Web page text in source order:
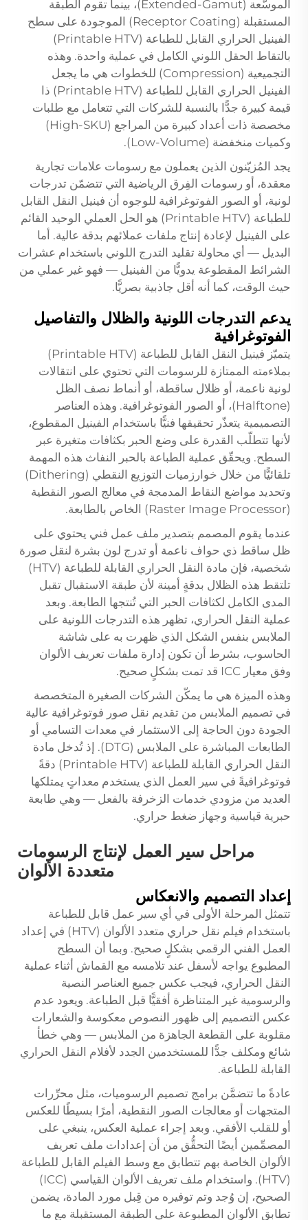
الموسَّعة (Extended-Gamut)، بينما تقوم الطبقة
المستقبلة (Receptor Coating) الموجودة على سطح
الفينيل الحراري القابل للطباعة (Printable HTV)
بالتقاط الحقل اللوني الكامل في عملية واحدة. وهذه
التجميعية (Compression) للخطوات هي ما يجعل
الفينيل الحراري القابل للطباعة (Printable HTV) ذا
قيمة كبيرة جدًّا بالنسبة للشركات التي تتعامل مع طلبات
مخصصة ذات أعداد كبيرة من المراجع (High-SKU)
وكميات منخفضة (Low-Volume).
يجد المُزيّنون الذين يعملون مع رسومات علامات تجارية
معقدة، أو رسومات الفِرق الرياضية التي تتضمّن تدرجات
لونية، أو الصور الفوتوغرافية للوجوه أن فينيل النقل القابل
للطباعة (Printable HTV) هو الحل العملي الوحيد القائم
على الفينيل لإعادة إنتاج ملفات عملائهم بدقة عالية. أما
البديل — أي محاولة تقليد التدرج اللوني باستخدام عشرات
الشرائط المقطوعة يدويًّا من الفينيل — فهو غير عملي من
حيث الوقت، كما أنه أقل جاذبية بصريًّا.
يدعم التدرجات اللونية والظلال والتفاصيل
الفوتوغرافية
يتميّز فينيل النقل القابل للطباعة (Printable HTV)
بملاءمته الممتازة للرسومات التي تحتوي على انتقالات
لونية ناعمة، أو ظلال ساقطة، أو أنماط نصف الظل
(Halftone)، أو الصور الفوتوغرافية. وهذه العناصر
التصميمية يتعذّر تحقيقها فنيًّا باستخدام الفينيل المقطوع،
لأنها تتطلّب القدرة على وضع الحبر بكثافات متغيرة عبر
السطح. ويحقّق عملية الطباعة بالحبر النفاث هذه المهمة
تلقائيًّا من خلال خوارزميات التوزيع النقطي (Dithering)
وتحديد مواضع النقاط المدمجة في معالج الصور النقطية
(Raster Image Processor) الخاص بالطابعة.
عندما يقوم المصمم بتصدير ملف عمل فني يحتوي على
ظل ساقط ذي حواف ناعمة أو تدرج لون بشرة لنقل صورة
شخصية، فإن مادة النقل الحراري القابلة للطباعة (HTV)
تلتقط هذه الظلال بدقةٍ أمينة لأن طبقة الاستقبال تقبل
المدى الكامل لكثافات الحبر التي تُنتجها الطابعة. وبعد
عملية النقل الحراري، تظهر هذه التدرجات اللونية على
الملابس بنفس الشكل الذي ظهرت به على شاشة
الحاسوب، بشرط أن تكون إدارة ملفات تعريف الألوان
وفق معيار ICC قد تمت بشكلٍ صحيح.
وهذه الميزة هي ما يمكّن الشركات الصغيرة المتخصصة
في تصميم الملابس من تقديم نقل صور فوتوغرافية عالية
الجودة دون الحاجة إلى الاستثمار في معدات التسامي أو
الطابعات المباشرة على الملابس (DTG). إذ تُدخل مادة
النقل الحراري القابلة للطباعة (Printable HTV) دقةً
فوتوغرافيةً في سير العمل الذي يستخدم معداتٍ يمتلكها
العديد من مزودي خدمات الزخرفة بالفعل — وهي طابعة
حبرية قياسية وجهاز ضغط حراري.
مراحل سير العمل لإنتاج الرسومات
متعددة الألوان
إعداد التصميم والانعكاس
تتمثل المرحلة الأولى في أي سير عمل قابل للطباعة
باستخدام فيلم نقل حراري متعدد الألوان (HTV) في إعداد
العمل الفني الرقمي بشكلٍ صحيح. وبما أن السطح
المطبوع يواجه لأسفل عند تلامسه مع القماش أثناء عملية
النقل الحراري، فيجب عكس جميع العناصر النصية
والرسومية غير المتناظرة أفقيًّا قبل الطباعة. ويعود عدم
عكس التصميم إلى ظهور النصوص معكوسة والشعارات
مقلوبة على القطعة الجاهزة من الملابس — وهي خطأ
شائع ومكلف جدًّا للمستخدمين الجدد لأفلام النقل الحراري
القابلة للطباعة.
عادةً ما تتضمَّن برامج تصميم الرسوميات، مثل محرِّرات
المتجهات أو معالجات الصور النقطية، أمرًا بسيطًا للعكس
أو للقلب الأفقي. وبعد إجراء عملية العكس، ينبغي على
المصمِّمين أيضًا التحقُّق من أن إعدادات ملف تعريف
الألوان الخاصة بهم تتطابق مع وسط الفيلم القابل للطباعة
(HTV). واستخدام ملف تعريف الألوان القياسي (ICC)
الصحيح، إن وُجد وتم توفيره من قِبل مورد المادة، يضمن
تطابق الألوان المطبوعة على الطبقة المستقبلة مع ما